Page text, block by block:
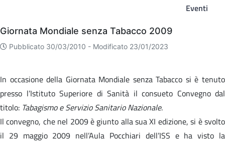
Eventi
Eventi
Giornata Mondiale senza Tabacco 2009
Pubblicato 30/03/2010 - Modificato 23/01/2023
In occasione della Giornata Mondiale senza Tabacco si è tenuto
presso l’Istituto Superiore di Sanità il consueto Convegno dal
titolo: Tabagismo e Servizio Sanitario Nazionale.
Il convegno, che nel 2009 è giunto alla sua XI edizione, si è svolto
il 29 maggio 2009 nell’Aula Pocchiari dell’ISS e ha visto la